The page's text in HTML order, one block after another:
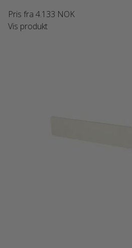
Pris fra 4.133 NOK
Vis produkt